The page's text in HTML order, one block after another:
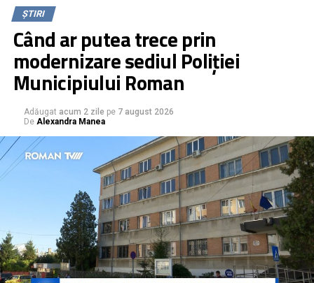
pregătite pentru cei care au trecut pragul șezătorii.
ȘTIRI
Când ar putea trece prin
modernizare sediul Poliției
Municipiului Roman
Adăugat acum 2 zile pe 7 august 2026
De Alexandra Manea